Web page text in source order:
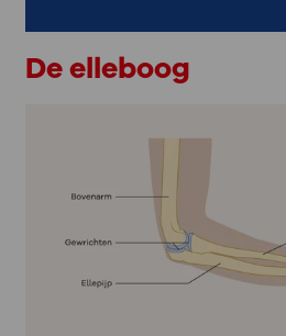
De elleboog